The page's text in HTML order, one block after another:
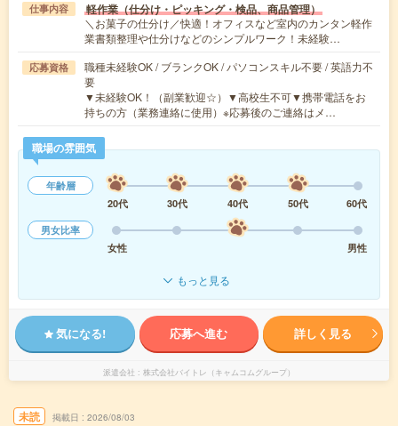
仕事内容 軽作業（仕分け・ピッキング・検品、商品管理）
＼お菓子の仕分け／快適！オフィスなど室内のカンタン軽作
業書類整理や仕分けなどのシンプルワーク！未経験…
応募資格
職種未経験OK / ブランクOK / パソコンスキル不要 / 英語力不
要
▼未経験OK！（副業歓迎☆）▼高校生不可▼携帯電話をお
持ちの方（業務連絡に使用）※応募後のご連絡はメ…
職場の雰囲気
年齢層
20代
30代 40代 50代
60代
男女比率
女性
男性
もっと見る
気になる! 応募へ進む 詳しく見る
派遣会社 株式会社バイトレ（キャムコムグループ）
未読 掲載日 2026/08/03